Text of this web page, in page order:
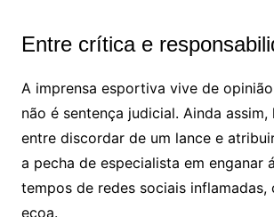
Entre crítica e
A imprensa esportiva vive de
não é sentença judicial. Ainda assim,
entre discordar de um lance e
a pecha de especialista em enganar
tempos de redes sociais inflamadas,
ecoa.